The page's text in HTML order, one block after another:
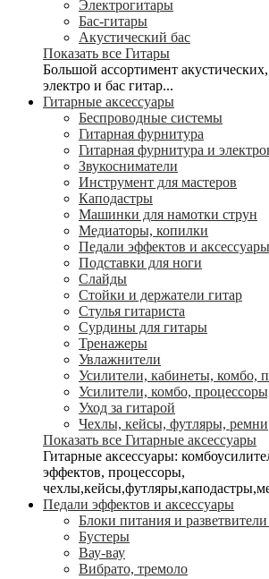
Электрогитары
Бас-гитары
Акустический бас
Показать все Гитары
Большой ассортимент
электро и бас гитар...
Гитарные аксессуары
Беспроводные системы
Гитарная фурнитура
Гитарная фурнитура и
Звукосниматели
Инструмент для мастеров
Каподастры
Машинки для намотки струн
Медиаторы, копилки
Педали эффектов и аксессуары
Подставки для ноги
Слайды
Стойки и держатели гитар
Стулья гитариста
Сурдины для гитары
Тренажеры
Увлажнители
Усилители, кабинеты, комбо,
Усилители, комбо,
Уход за гитарой
Чехлы, кейсы, футляры, ремни
Показать все Гитарные аксессуары
Гитарные аксессуары:
эффектов, процессоры,
Педали эффектов и аксессуары
Блоки питания и
Бустеры
Вау-вау
Вибрато, тремоло